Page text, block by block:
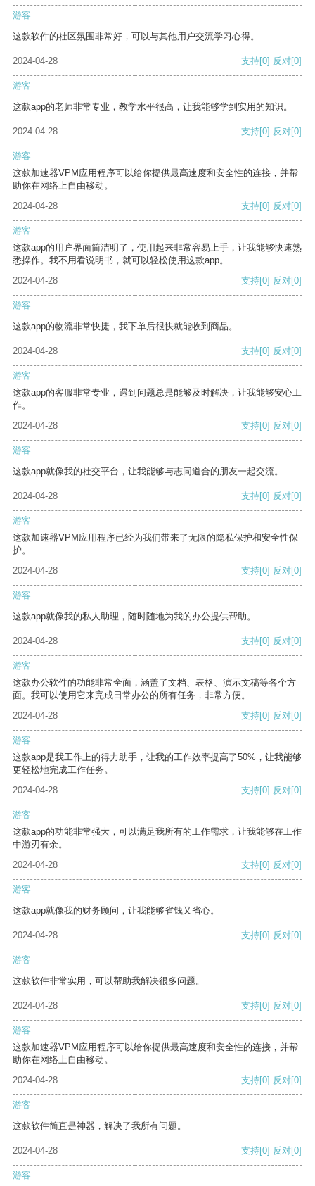
游客
这款软件的社区氛围非常好，可以与其他用户交流学习心得。
2024-04-28 支持[0] 反对[0]
游客
这款app的老师非常专业，教学水平很高，让我能够学到实用的知识。
2024-04-28 支持[0] 反对[0]
游客
这款加速器VPM应用程序可以给你提供最高速度和安全性的连接，并帮
助你在网络上自由移动。
2024-04-28
支持[0] 反对[0]
游客
这款app的用户界面简洁明了，使用起来非常容易上手，让我能够快速熟
悉操作。我不用看说明书，就可以轻松使用这款app。
2024-04-28
支持[0] 反对[0]
游客
这款app的物流非常快捷，我下单后很快就能收到商品。
2024-04-28 支持[0] 反对[0]
游客
这款app的客服非常专业，遇到问题总是能够及时解决，让我能够安心工
作。
2024-04-28
支持[0] 反对[0]
游客
这款app就像我的社交平台，让我能够与志同道合的朋友一起交流。
2024-04-28 支持[0] 反对[0]
游客
这款加速器VPM应用程序已经为我们带来了无限的隐私保护和安全性保
护。
2024-04-28
支持[0] 反对[0]
游客
这款app就像我的私人助理，随时随地为我的办公提供帮助。
2024-04-28 支持[0] 反对[0]
游客
这款办公软件的功能非常全面，涵盖了文档、表格、演示文稿等各个方
面。我可以使用它来完成日常办公的所有任务，非常方便。
2024-04-28
支持[0] 反对[0]
游客
这款app是我工作上的得力助手，让我的工作效率提高了50%，让我能够
更轻松地完成工作任务。
2024-04-28
支持[0] 反对[0]
游客
这款app的功能非常强大，可以满足我所有的工作需求，让我能够在工作
中游刃有余。
2024-04-28
支持[0] 反对[0]
游客
这款app就像我的财务顾问，让我能够省钱又省心。
2024-04-28 支持[0] 反对[0]
游客
这款软件非常实用，可以帮助我解决很多问题。
2024-04-28 支持[0] 反对[0]
游客
这款加速器VPM应用程序可以给你提供最高速度和安全性的连接，并帮
助你在网络上自由移动。
2024-04-28
支持[0] 反对[0]
游客
这款软件简直是神器，解决了我所有问题。
2024-04-28 支持[0] 反对[0]
游客